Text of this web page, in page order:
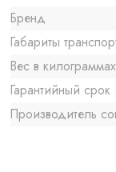
Бренд
Габариты
Вес в
Гарантийный срок
Производитель